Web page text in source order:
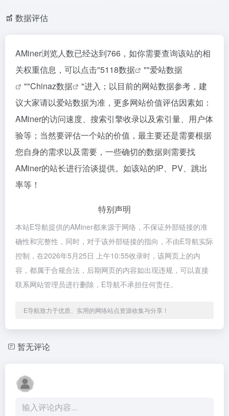
数据评估
AMiner浏览人数已经达到766，如你需要查询该站的相
关权重信息，可以点击"5118数据 ""爱站数据
""Chinaz数据
"进入；以目前的网站数据参考，建
议大家请以爱站数据为准，更多网站价值评估因素如：
AMiner的访问速度、搜索引擎收录以及索引量、用户体
验等；当然要评估一个站的价值，最主要还是需要根据
您自身的需求以及需要，一些确切的数据则需要找
AMiner的站长进行洽谈提供。如该站的IP、PV、跳出
率等！
特别声明
本站E导航提供的AMiner都来源于网络，不保证外部链接的准
确性和完整性，同时，对于该外部链接的指向，不由E导航实际
控制，在2026年5月25日 上午10:55收录时，该网页上的内
容，都属于合规合法，后期网页的内容如出现违规，可以直接
联系网站管理员进行删除，E导航不承担任何责任。
E导航致力于优质、实用的网络站点资源收集与分享！
暂无评论